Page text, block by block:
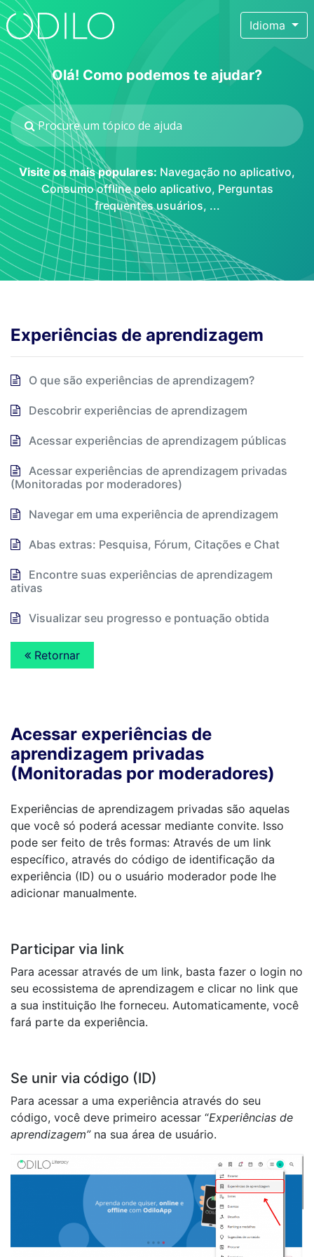
Idioma
Olá! Como podemos te ajudar?
Visite os mais populares: Navegação no aplicativo,
Consumo offline pelo aplicativo, Perguntas
frequentes usuários, ...
Experiências de aprendizagem
O que são experiências de aprendizagem?
Descobrir experiências de aprendizagem
Acessar experiências de aprendizagem públicas
Acessar experiências de aprendizagem privadas
(Monitoradas por moderadores)
Navegar em uma experiência de aprendizagem
Abas extras: Pesquisa, Fórum, Citações e Chat
Encontre suas experiências de aprendizagem
ativas
Visualizar seu progresso e pontuação obtida
Retornar
Acessar experiências de
aprendizagem privadas
(Monitoradas por moderadores)
Experiências de aprendizagem privadas são aquelas
que você só poderá acessar mediante convite. Isso
pode ser feito de três formas: Através de um link
específico, através do código de identificação da
experiência (ID) ou o usuário moderador pode lhe
adicionar manualmente.
Participar via link
Para acessar através de um link, basta fazer o login no
seu ecossistema de aprendizagem e clicar no link que
a sua instituição lhe forneceu. Automaticamente, você
fará parte da experiência.
Se unir via código (ID)
Para acessar a uma experiência através do seu
código, você deve primeiro acessar “Experiências de
aprendizagem”na sua área de usuário.